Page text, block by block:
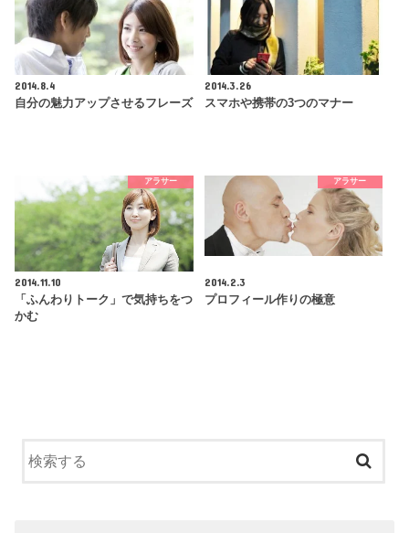
2014.8.4
自分の魅力アップさせるフレーズ
2014.3.26
スマホや携帯の3つのマナー
アラサー
2014.11.10
「ふんわりトーク」で気持ちをつ
かむ
アラサー
2014.2.3
プロフィール作りの極意